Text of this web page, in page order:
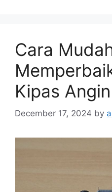
Cara
Kipas
December 17, 2024 by